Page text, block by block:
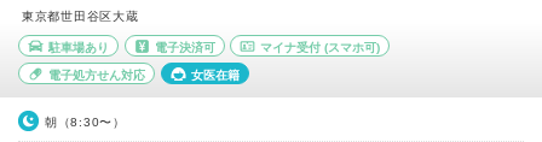
東京都世田谷区大蔵
駐車場あり 電子決済可 マイナ受付 (スマホ可)
電子処方せん対応 女医在籍
朝（8:30〜）